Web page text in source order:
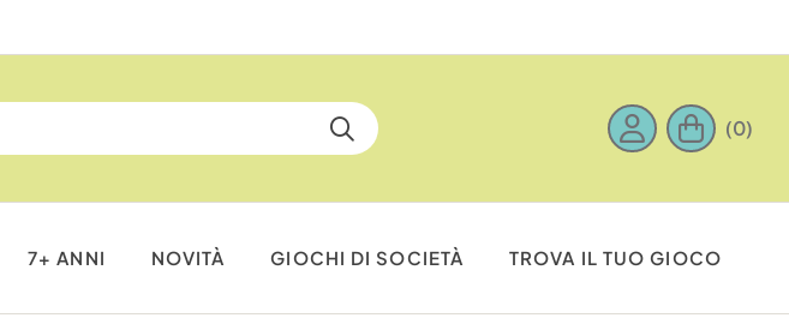
(0)
7+ ANNI NOVITÀ GIOCHI DI SOCIETÀ TROVA IL TUO GIOCO